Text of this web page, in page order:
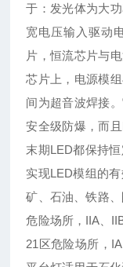
于：发光体为大
宽电压输入驱动
片，恒流芯片与
芯片上，电源模
间为超音波焊接
安全级防爆，而
末期LED都保持
实现LED模组的
矿、石油、铁路
危险场所，IIA、
21区危险场所，